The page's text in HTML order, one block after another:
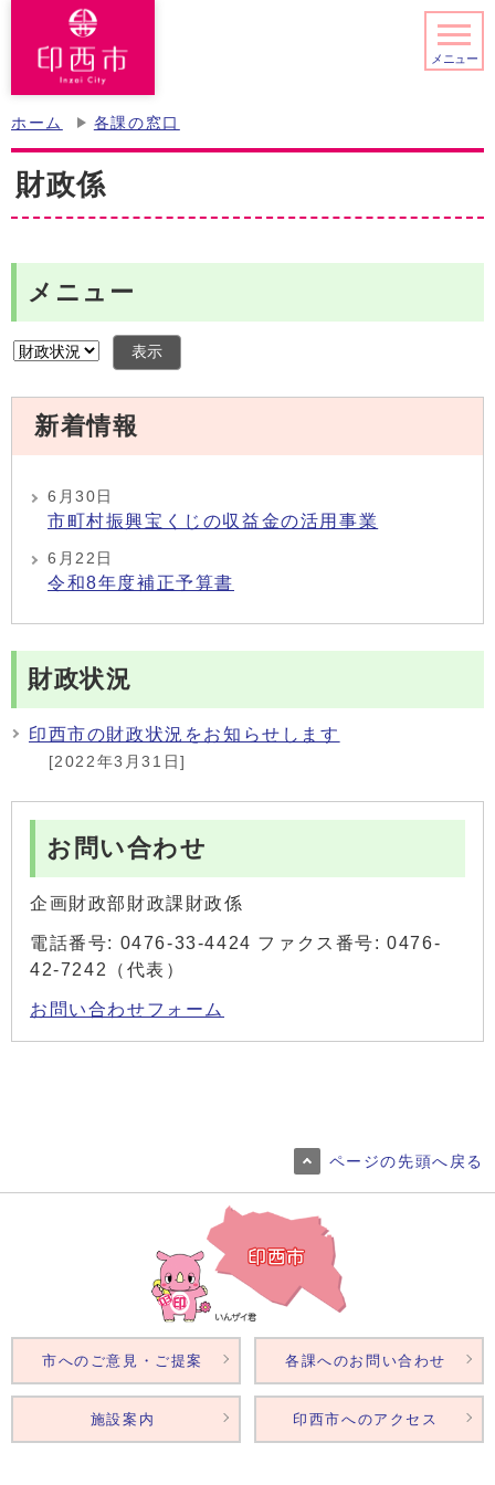
メニュー
ホーム 各課の窓口
財政係
メニュー
表示
新着情報
6月30日
市町村振興宝くじの収益金の活用事業
6月22日
令和8年度補正予算書
財政状況
印西市の財政状況をお知らせします
[2022年3月31日]
お問い合わせ
企画財政部財政課財政係
電話番号: 0476-33-4424 ファクス番号: 0476-
42-7242（代表）
お問い合わせフォーム
ページの先頭へ戻る
市へのご意見・ご提案 各課へのお問い合わせ
施設案内 印西市へのアクセス